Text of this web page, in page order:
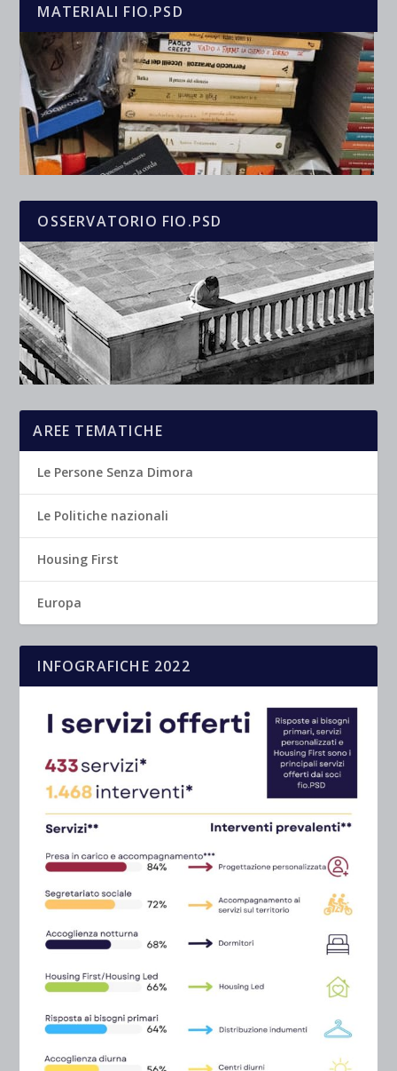
MATERIALI FIO.PSD
OSSERVATORIO FIO.PSD
AREE TEMATICHE
Le Persone Senza Dimora
Le Politiche nazionali
Housing First
Europa
INFOGRAFICHE 2022